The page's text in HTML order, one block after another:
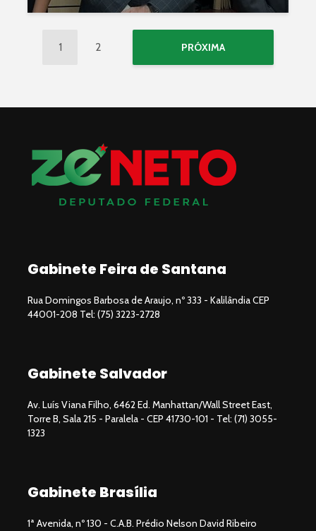
1 2 PRÓXIMA
Gabinete Feira de Santana
Rua Domingos Barbosa de Araujo, nº 333 - Kalilândia CEP
44001-208 Tel: (75) 3223-2728
Gabinete Salvador
Av. Luís Viana Filho, 6462 Ed. Manhattan/Wall Street East,
Torre B, Sala 215 - Paralela - CEP 41730-101 - Tel: (71) 3055-
1323
Gabinete Brasília
1ª Avenida, nº 130 - C.A.B. Prédio Nelson David Ribeiro